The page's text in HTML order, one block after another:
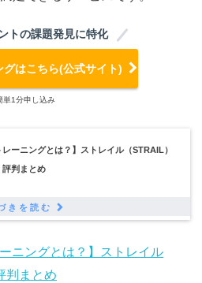
トの課題発見に特化
はこちら(公式サイト)
単1分申し込み
レーニングとは？】ストレイル（STRAIL）
評判まとめ
ーニングとは？】ストレイル
判まとめ